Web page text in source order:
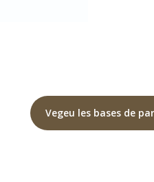
Vegeu les bases de